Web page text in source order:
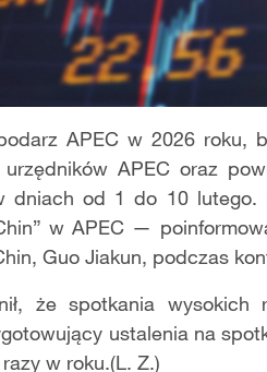
APEC w 2026 roku,
urzędników APEC oraz
dniach od 1 do 10
w APEC —
Guo Jiakun, podczas
że spotkania wysokich
ustalenia na
w roku.(L. Z.)